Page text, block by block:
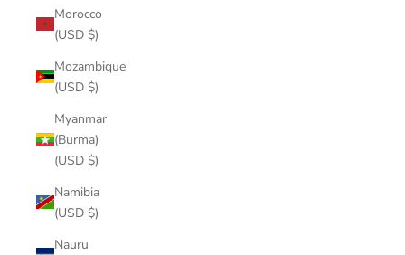
Morocco
(USD $)
Mozambique
(USD $)
Myanmar
(Burma)
(USD $)
Namibia
(USD $)
Nauru